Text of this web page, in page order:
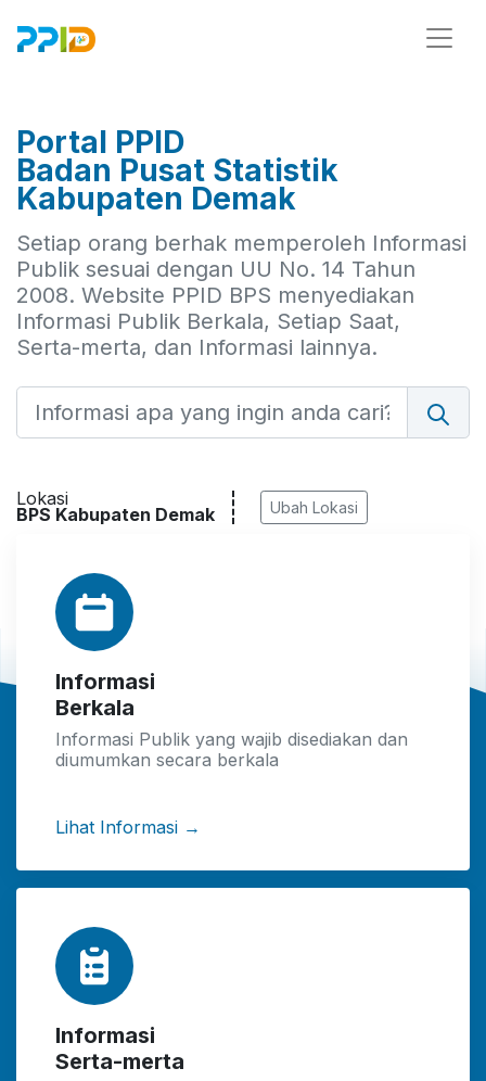
Portal PPID
Badan Pusat Statistik
Kabupaten Demak
Setiap orang berhak memperoleh Informasi
Publik sesuai dengan UU No. 14 Tahun
2008. Website PPID BPS menyediakan
Informasi Publik Berkala, Setiap Saat,
Serta-merta, dan Informasi lainnya.
Lokasi
BPS Kabupaten Demak Ubah Lokasi
Informasi
Berkala
Informasi Publik yang wajib disediakan dan
diumumkan secara berkala
Lihat Informasi →
Informasi
Serta-merta